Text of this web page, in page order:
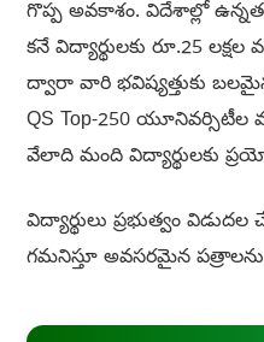
గొప్ప అవకాశం. విదేశాల్లో
కనే విద్యార్థులకు రూ.25
ద్వారా వారి భవిష్యత్తుకు
QS Top-250 యూనివర్సిటీల
వేలాది మంది విద్యార్థులకు
విద్యార్థులు ప్రభుత్వం
గమనిస్తూ అవసరమైన